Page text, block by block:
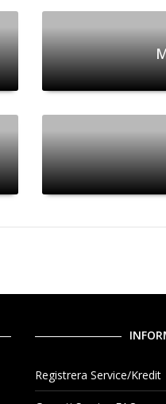
Registrera Service/Kredit